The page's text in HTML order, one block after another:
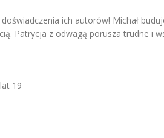
ich autorów! Michał
Patrycja z odwagą porusza trudne i
19